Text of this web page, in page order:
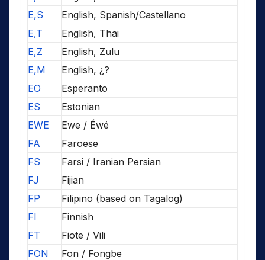
E,S
English, Spanish/Castellano
E,T
English, Thai
E,Z
English, Zulu
E,M
English, ¿?
EO
Esperanto
ES
Estonian
EWE
Ewe / Éwé
FA
Faroese
FS
Farsi / Iranian Persian
FJ
Fijian
FP
Filipino (based on Tagalog)
FI
Finnish
FT
Fiote / Vili
FON
Fon / Fongbe